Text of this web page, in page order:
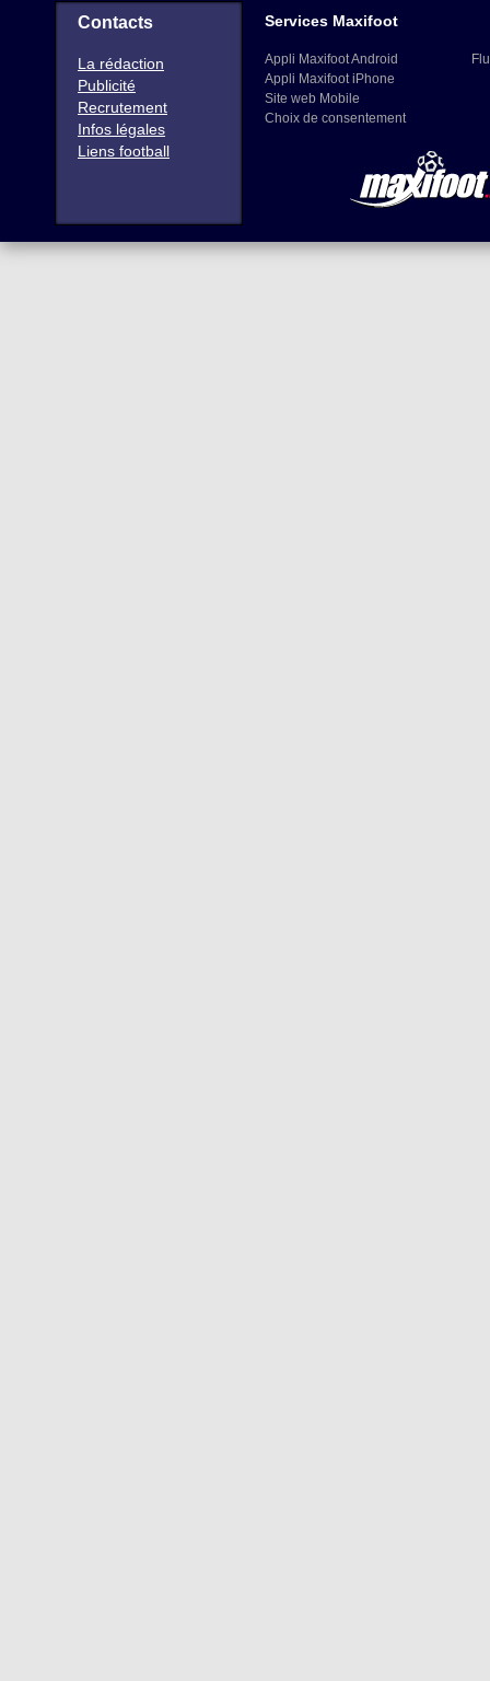
Contacts
La rédaction
Publicité
Recrutement
Infos légales
Liens football
Services Maxifoot
Appli Maxifoot Android
Appli Maxifoot iPhone
Site web Mobile
Choix de consentement